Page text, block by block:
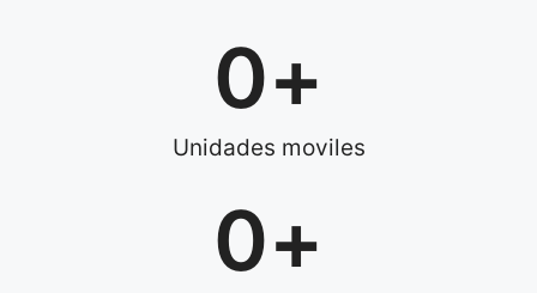
Unidades moviles
0+
0+